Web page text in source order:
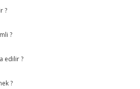
?
?
edilir ?
?